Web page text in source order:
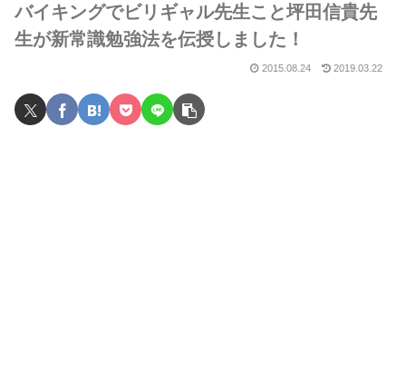
バイキングでビリギャル先生こと坪田信貴先
生が新常識勉強法を伝授しました！
2015.08.24 2019.03.22